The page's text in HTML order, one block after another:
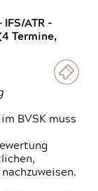
ATR -
Termine,
BVSK muss